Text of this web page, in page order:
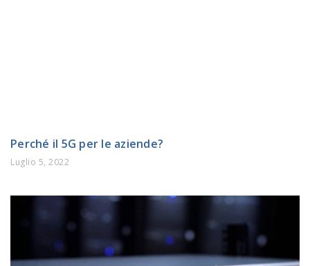
Perché il 5G per le aziende?
Luglio 5, 2022